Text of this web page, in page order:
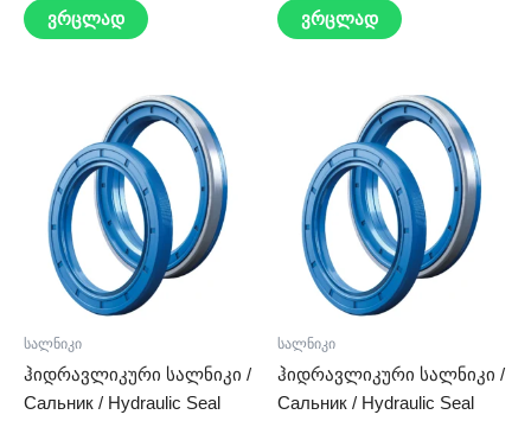
ვრცლად ვრცლად
სალნიკი
ჰიდრავლიკური სალნიკი /
Сальник / Hydraulic Seal
სალნიკი
ჰიდრავლიკური სალნიკი /
Сальник / Hydraulic Seal